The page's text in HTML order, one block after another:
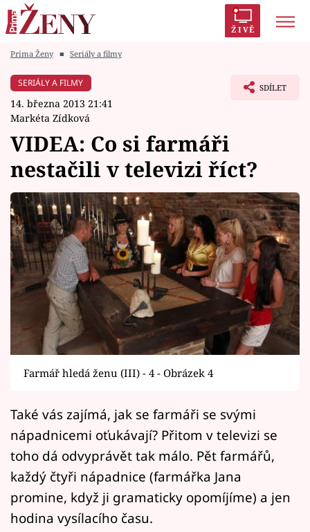
ŽIVĚ
Módní alarm
Témata
Celebrity
Vztahy
Seriály
Horoskopy
Sledujte prima+
Filmový festival Karlovy Vary
Pořady
Mámy sobě
Přihlášení
Prima Ženy ■ Seriály a filmy
SERIÁLY A FILMY
14. března 2013 21:41
Markéta Zídková
SDÍLET
VIDEA: Co si farmáři
nestačili v televizi říct?
Farmář hledá ženu (III) - 4 - Obrázek 4
Také vás zajímá, jak se farmáři se svými
nápadnicemi oťukávají? Přitom v televizi se
toho dá odvyprávět tak málo. Pět farmářů,
každý čtyři nápadnice (farmářka Jana
promine, když ji gramaticky opomíjíme) a jen
hodina vysílacího času.